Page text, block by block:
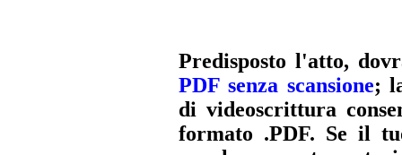
Predisposto l'atto,
PDF senza scansione;
di videoscrittura
formato .PDF. Se il